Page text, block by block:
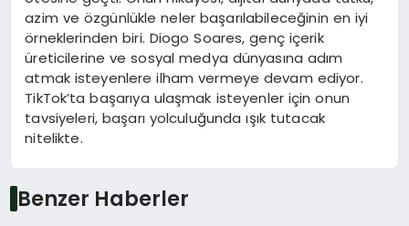
azim ve özgünlükle neler başarılabileceğinin en iyi
örneklerinden biri. Diogo Soares, genç içerik
üreticilerine ve sosyal medya dünyasına adım
atmak isteyenlere ilham vermeye devam ediyor.
TikTok’ta başarıya ulaşmak isteyenler için onun
tavsiyeleri, başarı yolculuğunda ışık tutacak
nitelikte.
Benzer Haberler